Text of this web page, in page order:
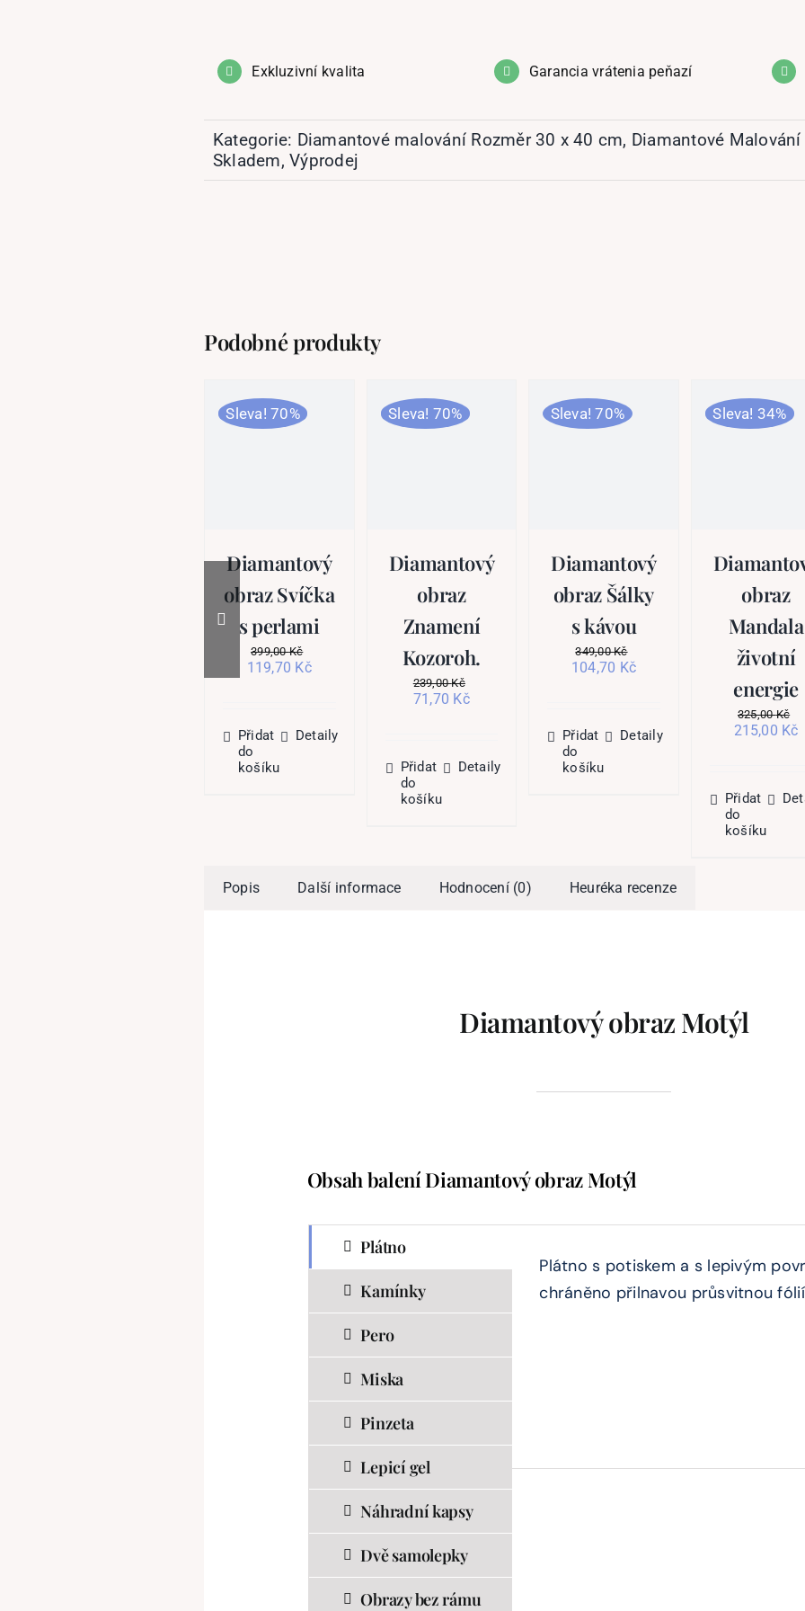
Exkluzivní kvalita Garancia vrátenia peňazí
Kategorie: Diamantové malování Rozměr 30 x 40 cm, Diamantové Malování
Skladem,Výprodej
Podobné produkty
Sleva! 70%
Diamantový
obraz Svíčka
s perlami
399,00Kč
Původní
119,70 KčAktuální
Přidat
do
košíku
Detaily
Sleva! 70%
Diamantový
obraz
Znamení
Kozoroh.
239,00Kč
Původní
71,70 KčAktuální
Přidat
do
košíku
Detaily
Sleva! 70%
Diamantový
obraz Šálky
s kávou
349,00Kč
Původní
104,70 KčAktuální
Přidat
do
košíku
Detaily
Sleva! 34%
obraz
Mandala
životní
energie
325,00Kč
Původní
215,00 Kč
Přidat
do
košíku
Popis Další informace Hodnocení (0) Heuréka recenze
Diamantový obraz Motýl
Obsah balení Diamantový obraz Motýl
Plátno
Kamínky
Pero
Miska
Pinzeta
Lepicí gel
Náhradní kapsy
Dvě samolepky
Obrazy bez rámu
Plátno s potiskem a s lepivým
chráněno přilnavou průsvitnou